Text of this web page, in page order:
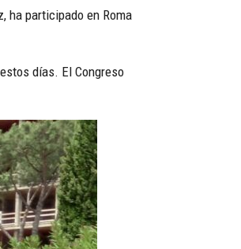
ha participado en Roma
días. El Congreso